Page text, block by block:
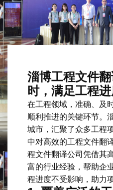
淄博工程文件
时，满足工程
在工程领域，准确、及
顺利推进的关键环节。
城市，汇聚了众多工程
中对高效的工程文件翻
程文件翻译公司凭借其
富的行业经验，帮助企
程进度不受影响，助力